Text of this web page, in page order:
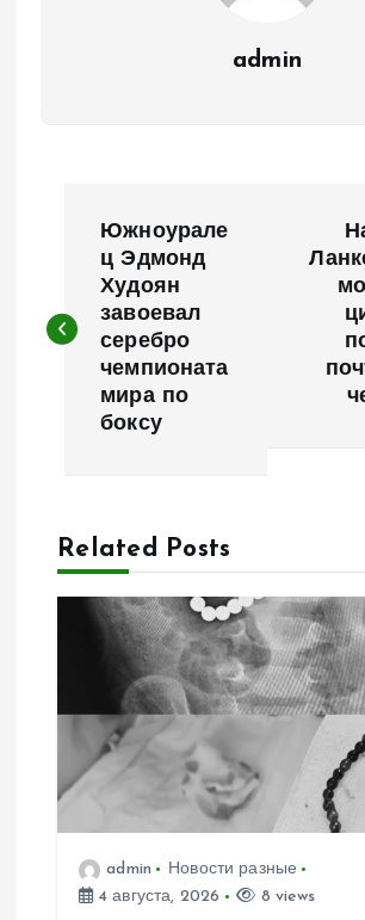
admin
в
ц
о
Южноурале
ц Эдмонд
Худоян
завоевал
серебро
чемпионата
мира по
боксу
Related Posts
admin
Новости разные
4 августа, 2026
8 views